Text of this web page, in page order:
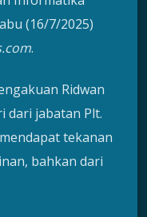
(16/7/2025)
.
Ridwan
dari jabatan Plt.
tekanan
bahkan dari